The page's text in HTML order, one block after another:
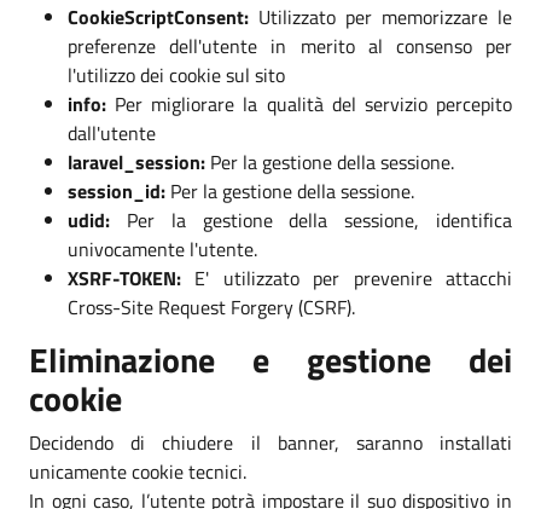
CookieScriptConsent: Utilizzato per memorizzare le
preferenze dell'utente in merito al consenso per
l'utilizzo dei cookie sul sito
info: Per migliorare la qualità del servizio percepito
dall'utente
laravel_session: Per la gestione della sessione.
session_id: Per la gestione della sessione.
udid: Per la gestione della sessione, identifica
univocamente l'utente.
XSRF-TOKEN: E' utilizzato per prevenire attacchi
Cross-Site Request Forgery (CSRF).
Eliminazione e gestione dei
cookie
Decidendo di chiudere il banner, saranno installati
unicamente cookie tecnici.
In ogni caso, l’utente potrà impostare il suo dispositivo in